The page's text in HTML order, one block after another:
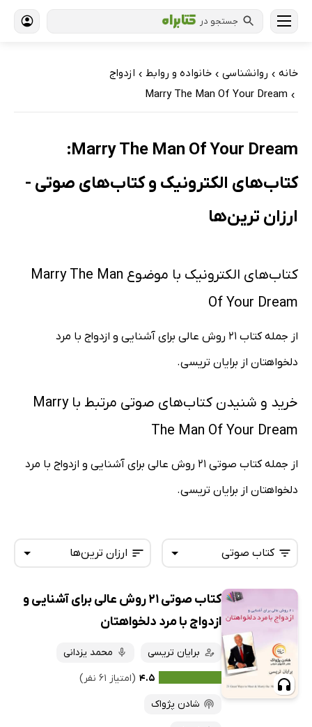
جستجو در
خانه › روانشناسی › خانواده و روابط › ازدواج
›
Marry The Man Of Your Dream
Marry The Man Of Your Dream:
کتاب‌های الکترونیک و کتاب‌های صوتی -
ارزان ترین‌ها
کتاب‌های الکترونیک با موضوع Marry The Man
Of Your Dream
از جمله کتاب 21 روش عالی برای آشنایی و ازدواج با مرد
دلخواهتان از برایان تریسی.
خرید و شنیدن کتاب‌های صوتی مرتبط با Marry
The Man Of Your Dream
از جمله کتاب صوتی 21 روش عالی برای آشنایی و ازدواج با مرد
دلخواهتان از برایان تریسی.
ارزان ترین‌ها
تازه‌ها
داغ‌ترین‌ها
پرفروش‌ها
پربحث‌ها
کتاب صوتی
همه کتاب‌ها
کتاب‌های صوتی
کتاب‌های متنی
کتاب صوتی 21 روش عالی برای آشنایی و
ازدواج با مرد دلخواهتان
برایان تریسی
محمد یزدانی
۴.۵ (امتیاز ۶۱ نفر)
شادن پژواک